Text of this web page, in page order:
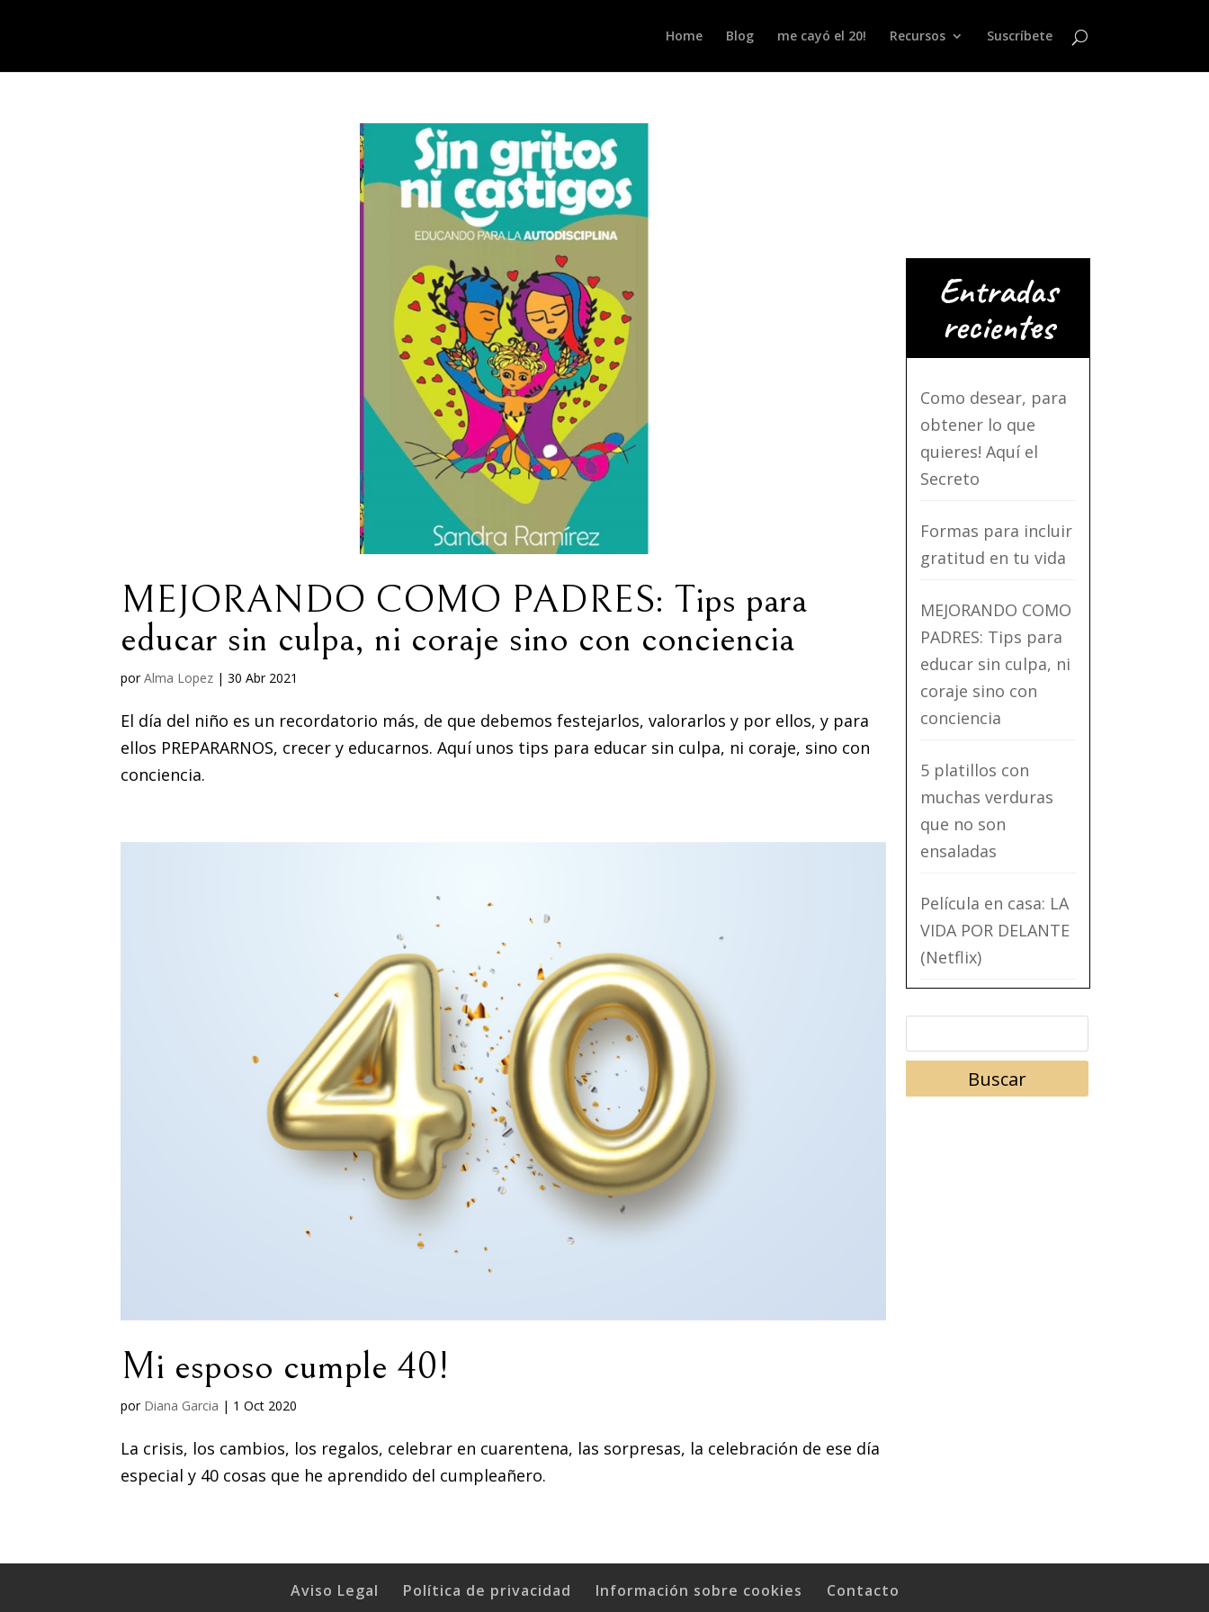
Home Blog me cayó el 20! Recursos Suscríbete
MEJORANDO COMO PADRES: Tips para
educar sin culpa, ni coraje sino con conciencia
porAlma Lopez |30 Abr 2021
El día del niño es un recordatorio más, de que debemos festejarlos, valorarlos y por ellos, y para
ellos PREPARARNOS, crecer y educarnos. Aquí unos tips para educar sin culpa, ni coraje, sino con
conciencia.
Mi esposo cumple 40!
por Diana Garcia | 1 Oct 2020
La crisis, los cambios, los regalos, celebrar en cuarentena, las sorpresas, la celebración de ese día
especial y 40 cosas que he aprendido del cumpleañero.
Entradas
recientes
Como desear, para
obtener lo que
quieres! Aquí el
Secreto
Formas para incluir
gratitud en tu vida
MEJORANDO COMO
PADRES: Tips para
educar sin culpa, ni
coraje sino con
conciencia
5 platillos con
muchas verduras
que no son
ensaladas
Película en casa: LA
VIDA POR DELANTE
(Netflix)
Aviso Legal Política de privacidad Información sobre cookies Contacto